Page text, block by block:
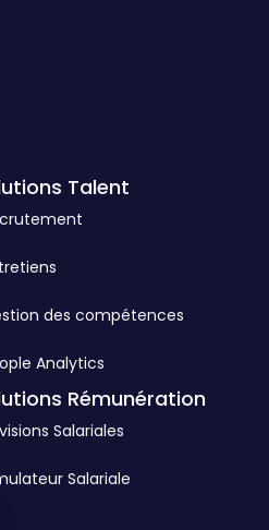
Talent
des compétences
Analytics
Rémunération
Salariales
Salariale